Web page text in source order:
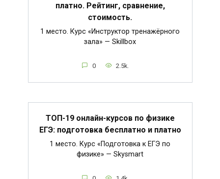
платно. Рейтинг, сравнение,
стоимость.
1 место. Курс «Инструктор тренажёрного
зала» — Skillbox
0 2.5k.
ТОП-19 онлайн-курсов по физике
ЕГЭ: подготовка бесплатно и платно
1 место. Курс «Подготовка к ЕГЭ по
физике» — Skysmart